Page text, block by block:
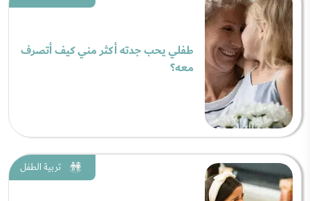
طفلي يحب جدته أكثر مني كيف أتصرف
معه؟
تربية الطفل